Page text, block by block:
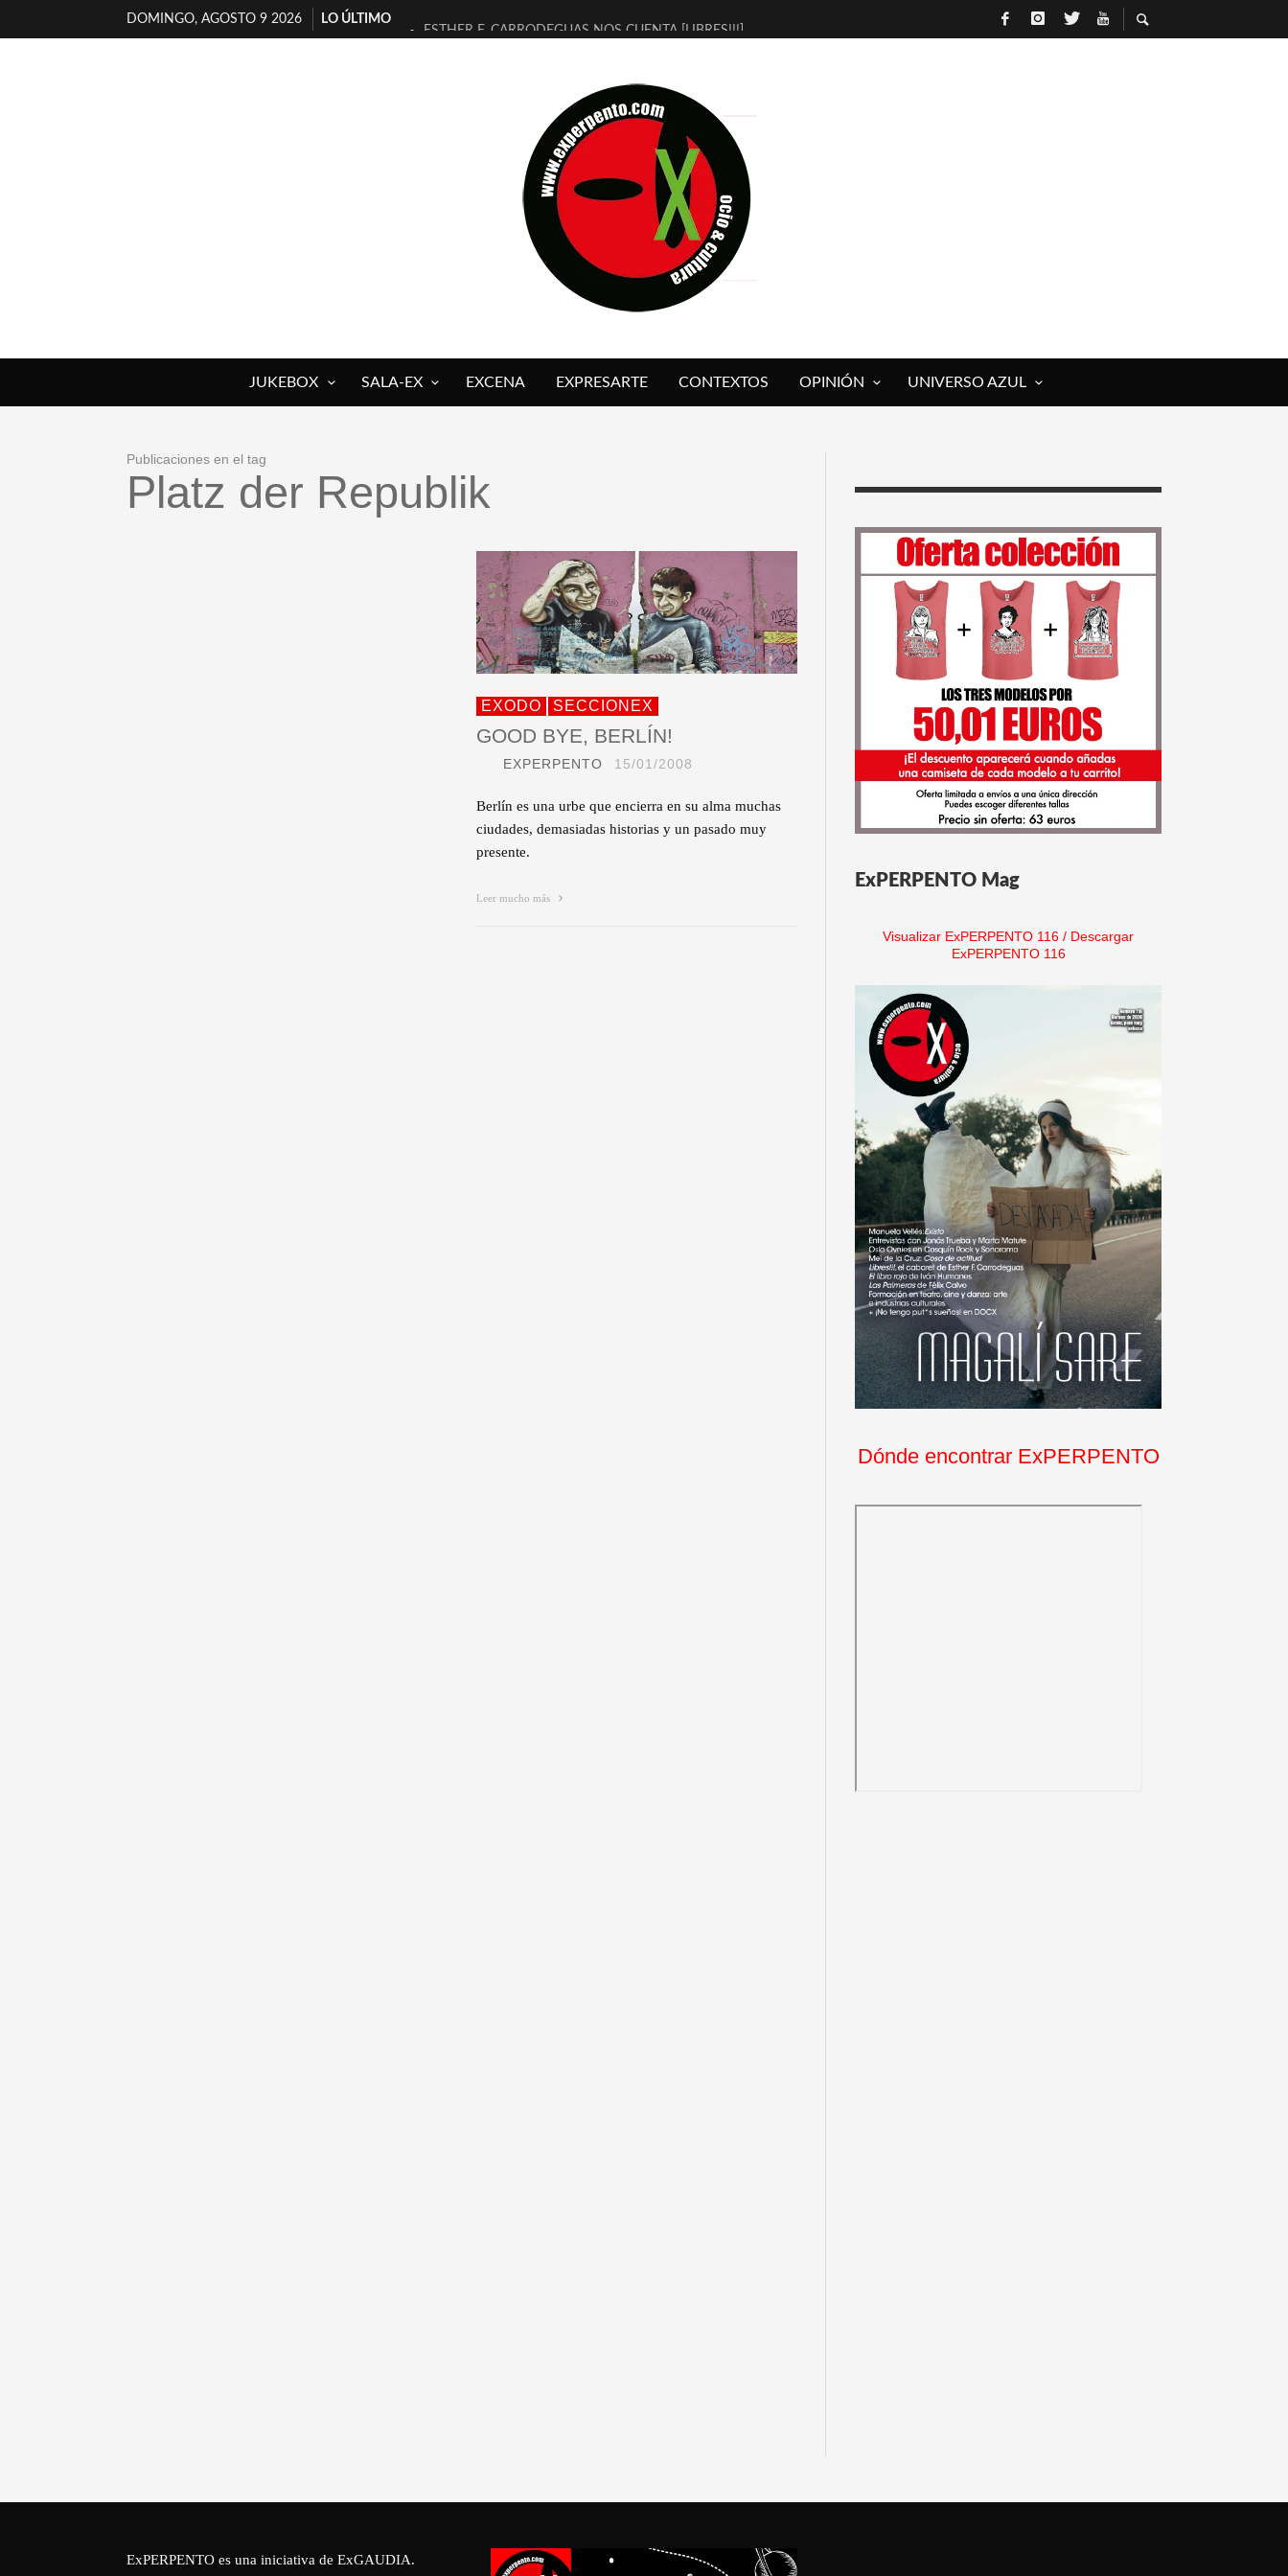
DOMINGO, AGOSTO 9 2026
LO ÚLTIMO
ESTHER F. CARRODEGUAS NOS CUENTA [LIBRES!!!]
[ELECTRA JONDA] DE JUAN GUERRERO ZAMORA
TIMBRE 4, LA ESCUELA DEL DIRECTOR TEATRAL CLAUDIO TOLCACHIR
30 AÑOS (NO ES NADA) DE LA KATARSIS DEL TOMATAZO
MILITARES JUDÍAS EN #EXVITA
D’BALDOMEROS REINVENTAN [BITÁCORA 3.0] EN EXVITA
MARSHALL FLASH PRESENTA EN EXVITA [RELATIVA SENCILLEZ]
JOFRE BARDAGÍ EN EXVITA INTERPRETANDO A SERRAT
JUKEBOX SALA-EX EXCENA EXPRESARTE CONTEXTOS OPINIÓN UNIVERSO AZUL
Publicaciones en el tag
Platz der Republik
EXODO SECCIONEX
GOOD BYE, BERLÍN!
EXPERPENTO 15/01/2008
Berlín es una urbe que encierra en su alma muchas
ciudades, demasiadas historias y un pasado muy
presente.
Leer mucho más
ExPERPENTO Mag
Visualizar ExPERPENTO 116 / Descargar
ExPERPENTO 116
Dónde encontrar ExPERPENTO
ExPERPENTO es una iniciativa de ExGAUDIA.